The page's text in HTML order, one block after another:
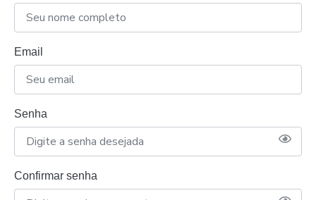
Email
Senha
Confirmar senha